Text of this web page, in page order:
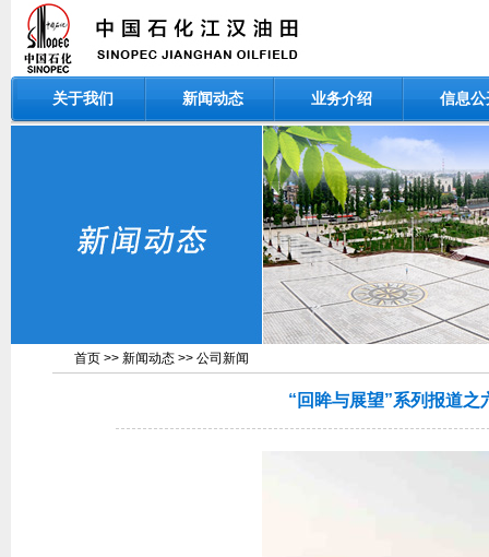
关于我们 新闻动态 业务介绍 信息公
首页 >> 新闻动态 >> 公司新闻
“回眸与展望”系列报道